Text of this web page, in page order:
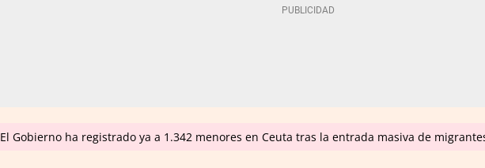
El Gobierno ha registrado ya a 1.342 menores en Ceuta tras la entrada masiva de